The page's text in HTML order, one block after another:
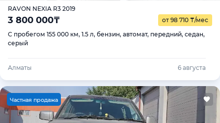
RAVON NEXIA R3 2019
3 800 000₸ от 98 710 ₸/мес
С пробегом 155 000 км, 1.5 л, бензин, автомат, передний, седан,
серый
Алматы 6 августа
Частная продажа